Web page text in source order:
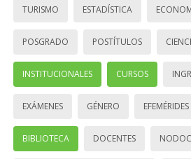
TURISMO ESTADÍSTICA
POSGRADO POSTÍTULOS
INSTITUCIONALES CURSOS
EXÁMENES GÉNERO EFEMÉRIDES
BIBLIOTECA DOCENTES